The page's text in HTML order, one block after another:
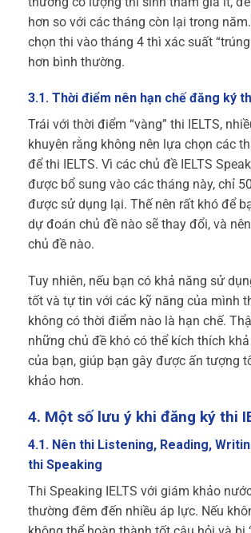
hơn so với các tháng còn lại trong
chọn thi vào tháng 4 thì xác suất
hơn bình thường.
3.1. Thời điểm nên hạn chế đăng ký
Trái với thời điểm “vàng” thi IELTS,
khuyên rằng không nên lựa chọn các
để thi IELTS. Vì các chủ đề IELTS
được bổ sung vào các tháng này, chỉ
được sử dụng lại. Thế nên rất khó để
dự đoán chủ đề nào sẽ thay đổi, và
chủ đề nào.
Tuy nhiên, nếu bạn có khả năng sử
tốt và tự tin với các kỹ năng của mình
không có thời điểm nào là hạn chế.
những chủ đề khó có thể kích thích
của bạn, giúp bạn gây được ấn tượng
khảo hơn.
4. Một số lưu ý khi đăng ký thi
4.1. Nên thi Listening, Reading,
thi Speaking
Thi Speaking IELTS với giám khảo
thường đêm đến nhiều áp lực. Nếu